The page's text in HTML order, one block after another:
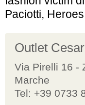
Paciotti,
Outlet
Via Pirelli 16 -
Marche
Tel: +39 0733